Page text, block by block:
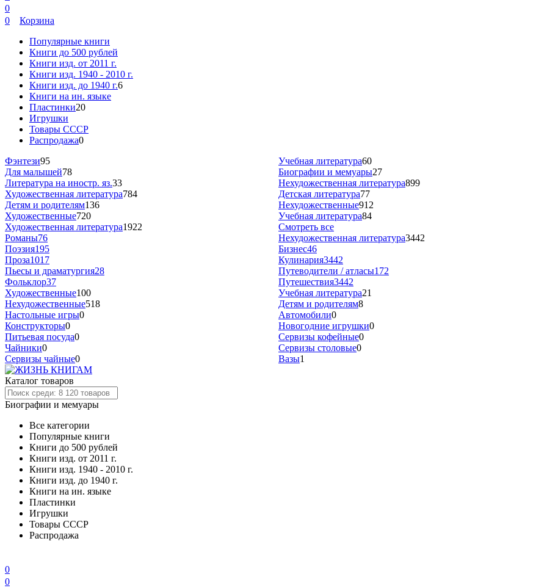
0
0
Корзина
Популярные книги
Книги до 500 рублей
Книги изд. от 2011 г.
Книги изд. 1940 - 2010 г.
Книги изд. до 1940 г.6
Книги на ин. языке
Пластинки20
Игрушки
Товары СССР
Распродажа0
Фэнтези95
Для малышей78
Учебная литература60
Биографии и мемуары27
Литература на иностр. яз.33
Художественная литература784
Нехудожественная литература899
Детская литература77
Детям и родителям136
Художественные720
Нехудожественные912
Учебная литература84
Художественная литература1922
Романы76
Поэзия195
Проза1017
Пьесы и драматургия28
Фольклор37
Смотреть все
Нехудожественная литература3442
Бизнес46
Кулинария3442
Путеводители / атласы172
Путешествия3442
Художественные100
Нехудожественные518
Учебная литература21
Детям и родителям8
Настольные игры0
Конструкторы0
Автомобили0
Новогодние игрушки0
Питьевая посуда0
Чайники0
Сервизы чайные0
Сервизы кофейные0
Сервизы столовые0
Вазы1
Каталог товаров
Биографии и мемуары
Все категории
Популярные книги
Книги до 500 рублей
Книги изд. от 2011 г.
Книги изд. 1940 - 2010 г.
Книги изд. до 1940 г.
Книги на ин. языке
Пластинки
Игрушки
Товары СССР
Распродажа
0
0